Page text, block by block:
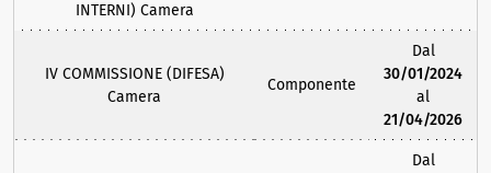
INTERNI) Camera
IV COMMISSIONE (DIFESA)
Camera
Componente
Dal
30/01/2024
al
21/04/2026
Dal